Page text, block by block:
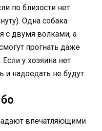
по близости нет
Одна собака
с двумя волками, а
прогнать даже
у хозяина нет
и надоедать не будут.
впечатляющими